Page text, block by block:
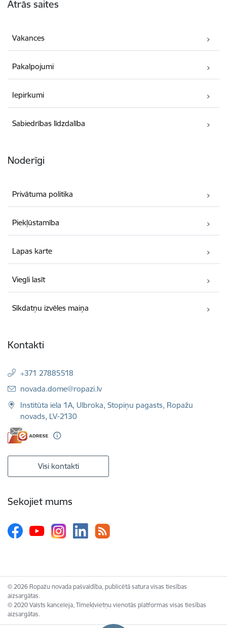
Ātrās saites
Vakances
Pakalpojumi
Iepirkumi
Sabiedrības līdzdalība
Noderīgi
Privātuma politika
Piekļūstamība
Lapas karte
Viegli lasīt
Sīkdatņu izvēles maiņa
Kontakti
+371 27885518
E-pasts:
novada.dome@ropazi.lv
Institūta iela 1A, Ulbroka, Stopiņu pagasts, Ropažu
novads, LV-2130
Visi kontakti
Sekojiet mums
© 2026 Ropažu novada pašvaldība, publicētā satura visas tiesības
aizsargātas.
© 2020 Valsts kanceleja, Tīmekļvietņu vienotās platformas visas tiesības
aizsargātas.